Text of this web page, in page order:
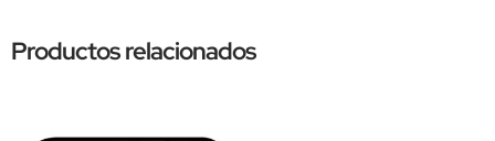
Productos relacionados